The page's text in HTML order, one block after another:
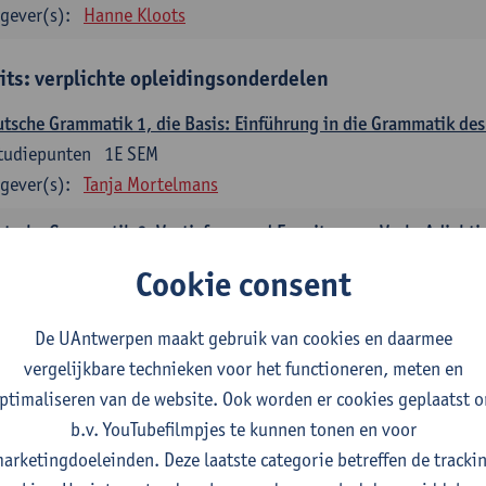
Hanne Kloots
verplichte opleidingsonderdelen
Grammatik 1, die Basis: Einführung in die Grammatik
1E SEM
Tanja Mortelmans
Grammatik 2, Vertiefung und Erweiterung: Verb,
Tanja Mortelmans
Sprachbeherrschung 1
1E/2E SEM
studiepunten
Tanja Mortelmans Alex Haider
und Gesellschaft im deutschsprachigen Raum
1E/2E SEM
studiepunten
Cookie consent
De UAntwerpen maakt gebruik van cookies en daarmee
vergelijkbare technieken voor het functioneren, meten en
van de website. Ook worden er cookies geplaatst
b.v. YouTubefilmpjes te kunnen tonen en voor
Deze laatste categorie betreffen de